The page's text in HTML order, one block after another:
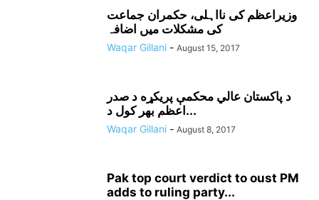
وزیراعظم کی نااہلی، حکمران جماعت
کی مشکلات میں اضافہ
Waqar Gillani - August 15, 2017
د پاکستان عالي محکمې پريکړه د صدر
اعظم بهر کول د...
Waqar Gillani - August 8, 2017
Pak top court verdict to oust PM
adds to ruling party...